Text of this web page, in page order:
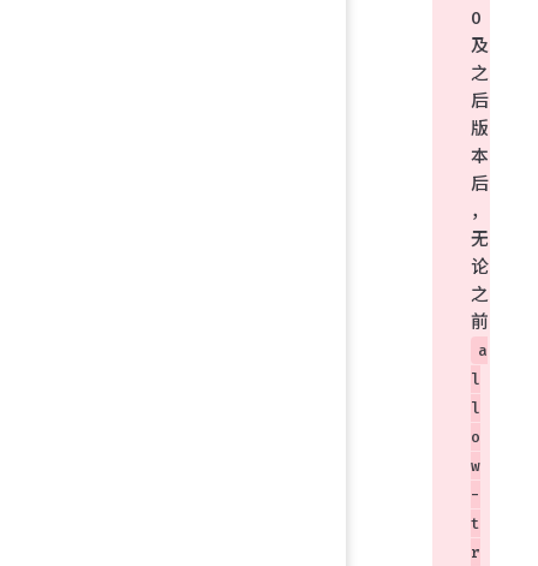
0
及
之
后
版
本
后
，
无
论
之
前
a
l
l
o
w
-
t
r